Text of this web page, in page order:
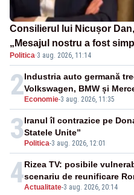
Consilierul lui Nicușor
„Mesajul nostru a fost
Statele Unite”
Politica·3 aug. 2026, 11:14
2Economie-3 aug. 2026, 11:35
Industria auto germană
Volkswagen, BMW și
3Politica-3 aug. 2026, 12:01
Iranul îl contrazice pe
Statele Unite”
4Actualitate-3 aug. 2026, 20:14
Rizea TV: posibile
scenariu de reunificare